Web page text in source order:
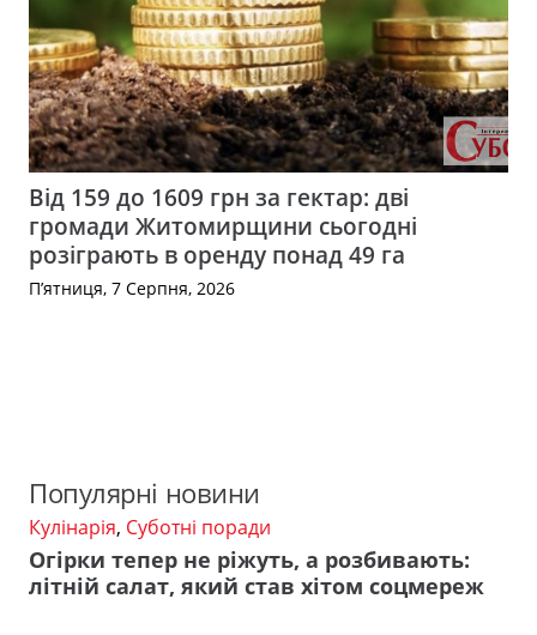
Від 159 до 1609 грн за гектар: дві
громади Житомирщини сьогодні
розіграють в оренду понад 49 га
П’ятниця, 7 Серпня, 2026
Популярні новини
Кулінарія, Суботні поради
Огірки тепер не ріжуть, а розбивають:
літній салат, який став хітом соцмереж